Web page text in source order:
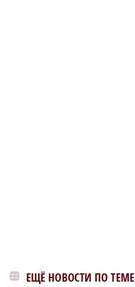
ЕЩЁ НОВОСТИ ПО ТЕМЕ